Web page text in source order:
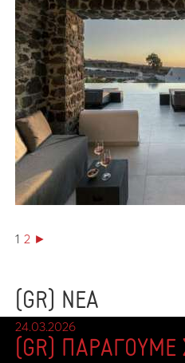
1 2 ►
(GR) ΝΕΑ
24.03.2026
(GR)